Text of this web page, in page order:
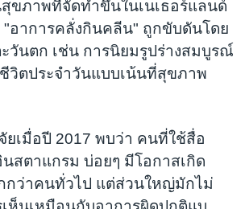
ขภาพที่จัดทำขึ้นในเนเธอร์แลนด์
"อาการคลั่งกินคลีน" ถูกขับดันโดย
วันตก เช่น การนิยมรูปร่างสมบูรณ์
วิตประจำวันแบบเน้นที่สุขภาพ
เมื่อปี 2017 พบว่า คนที่ใช้สื่อ
สตาแกรม บ่อยๆ มีโอกาสเกิด
กว่าคนทั่วไป แต่ส่วนใหญ่มักไม่